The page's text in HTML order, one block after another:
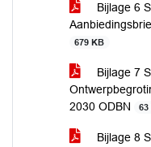
Bijlage 6
679 KB
Bijlage 7
2030 ODBN
63
Bijlage 8